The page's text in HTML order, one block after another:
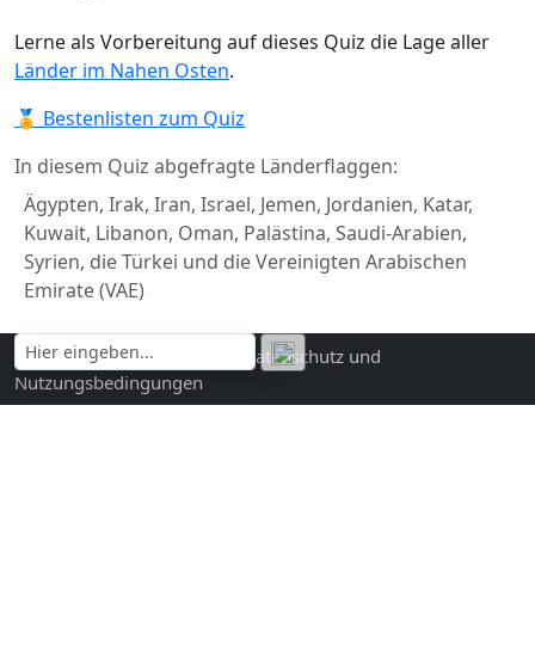
Lerne als Vorbereitung auf dieses Quiz die Lage aller
Länder im Nahen Osten.
🏅 Bestenlisten zum Quiz
In diesem Quiz abgefragte Länderflaggen:
Ägypten, Irak, Iran, Israel, Jemen, Jordanien, Katar,
Kuwait, Libanon, Oman, Palästina, Saudi-Arabien,
Syrien, die Türkei und die Vereinigten Arabischen
Emirate (VAE)
Kontakt und Impressum
Datenschutz und
Nutzungsbedingungen